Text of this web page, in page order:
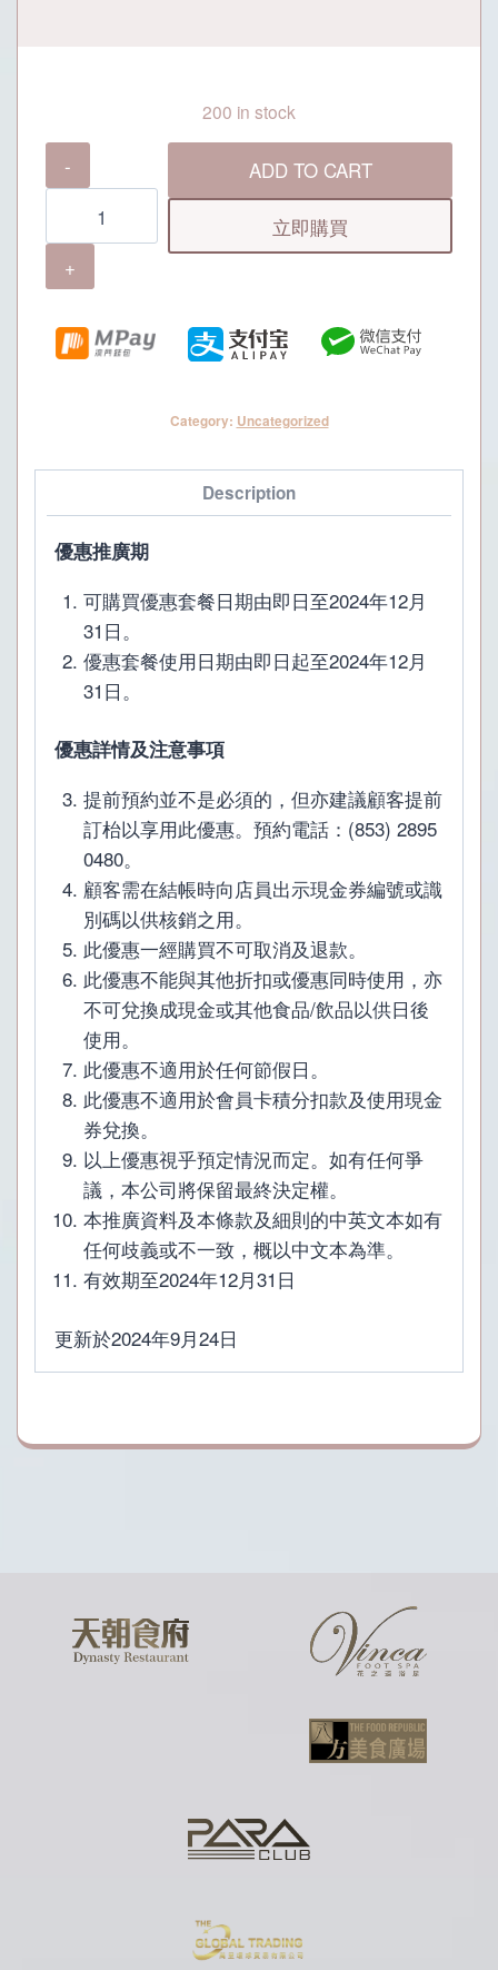
200 in stock
上
食
府
精
選
ADD TO CART
立即購買
Category: Uncategorized
Description
優惠推廣期
可購買優惠套餐日期由即日至2024年12月
31日。
優惠套餐使用日期由即日起至2024年12月
31日。
優惠詳情及注意事項
提前預約並不是必須的，但亦建議顧客提前
訂枱以享用此優惠。預約電話：(853) 2895
0480。
顧客需在結帳時向店員出示現金券編號或識
別碼以供核銷之用。
此優惠一經購買不可取消及退款。
此優惠不能與其他折扣或優惠同時使用，亦
不可兌換成現金或其他食品/飲品以供日後
使用。
此優惠不適用於任何節假日。
此優惠不適用於會員卡積分扣款及使用現金
券兌換。
以上優惠視乎預定情況而定。如有任何爭
議，本公司將保留最終決定權。
本推廣資料及本條款及細則的中英文本如有
任何歧義或不一致，概以中文本為準。
有效期至2024年12月31日
更新於2024年9月24日